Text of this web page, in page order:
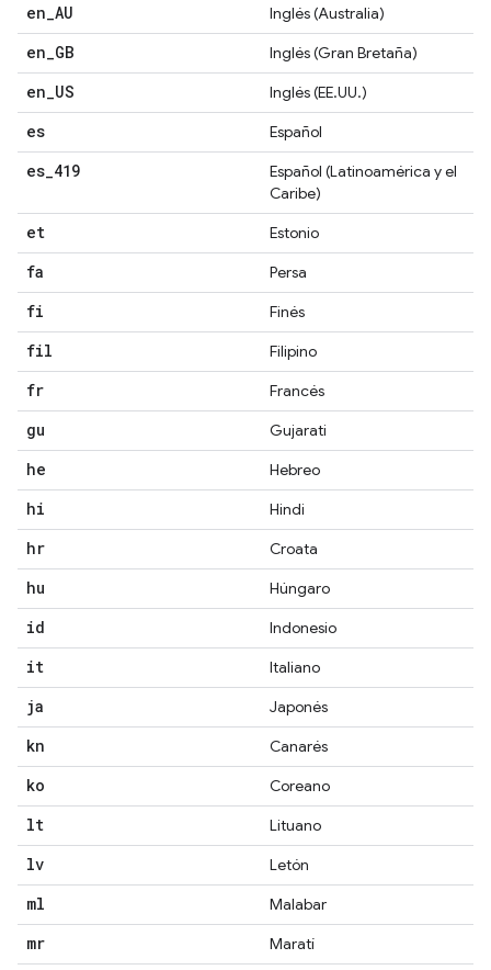
en AU Inglés (Australia)
en GB Inglés (Gran Bretaña)
en US Inglés (EE.UU.)
es Español
es 419
Español (Latinoamérica y el
Caribe)
et Estonio
fa Persa
fi Finés
fil Filipino
fr Francés
gu Gujarati
he Hebreo
hi Hindi
hr Croata
hu Húngaro
id Indonesio
it Italiano
ja Japonés
kn Canarés
ko Coreano
lt Lituano
lv Letón
ml Malabar
mr Maratí